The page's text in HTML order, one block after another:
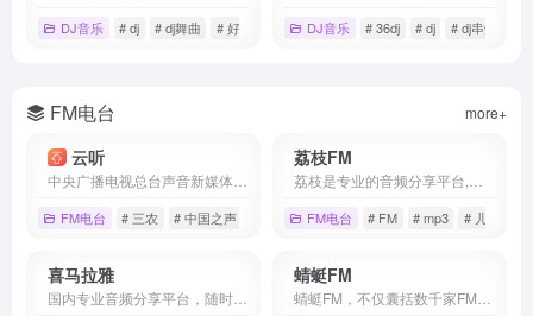
DJ音乐 # dj # dj舞曲 # 好听的DJ DJ音乐 # 36dj # dj # dj串烧
FM电台 more+
云听
FM电台 # 三农 # 中国之声
荔枝FM
FM电台 # FM # mp3 # 儿童故事
喜马拉雅 蜻蜓FM